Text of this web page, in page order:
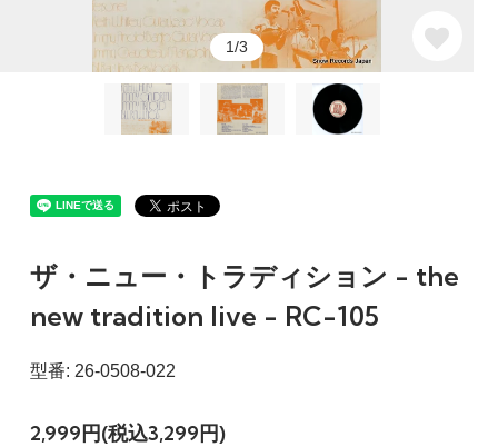
1/3
ザ・ニュー・トラディション - the
new tradition live - RC-105
型番: 26-0508-022
2,999円(税込3,299円)